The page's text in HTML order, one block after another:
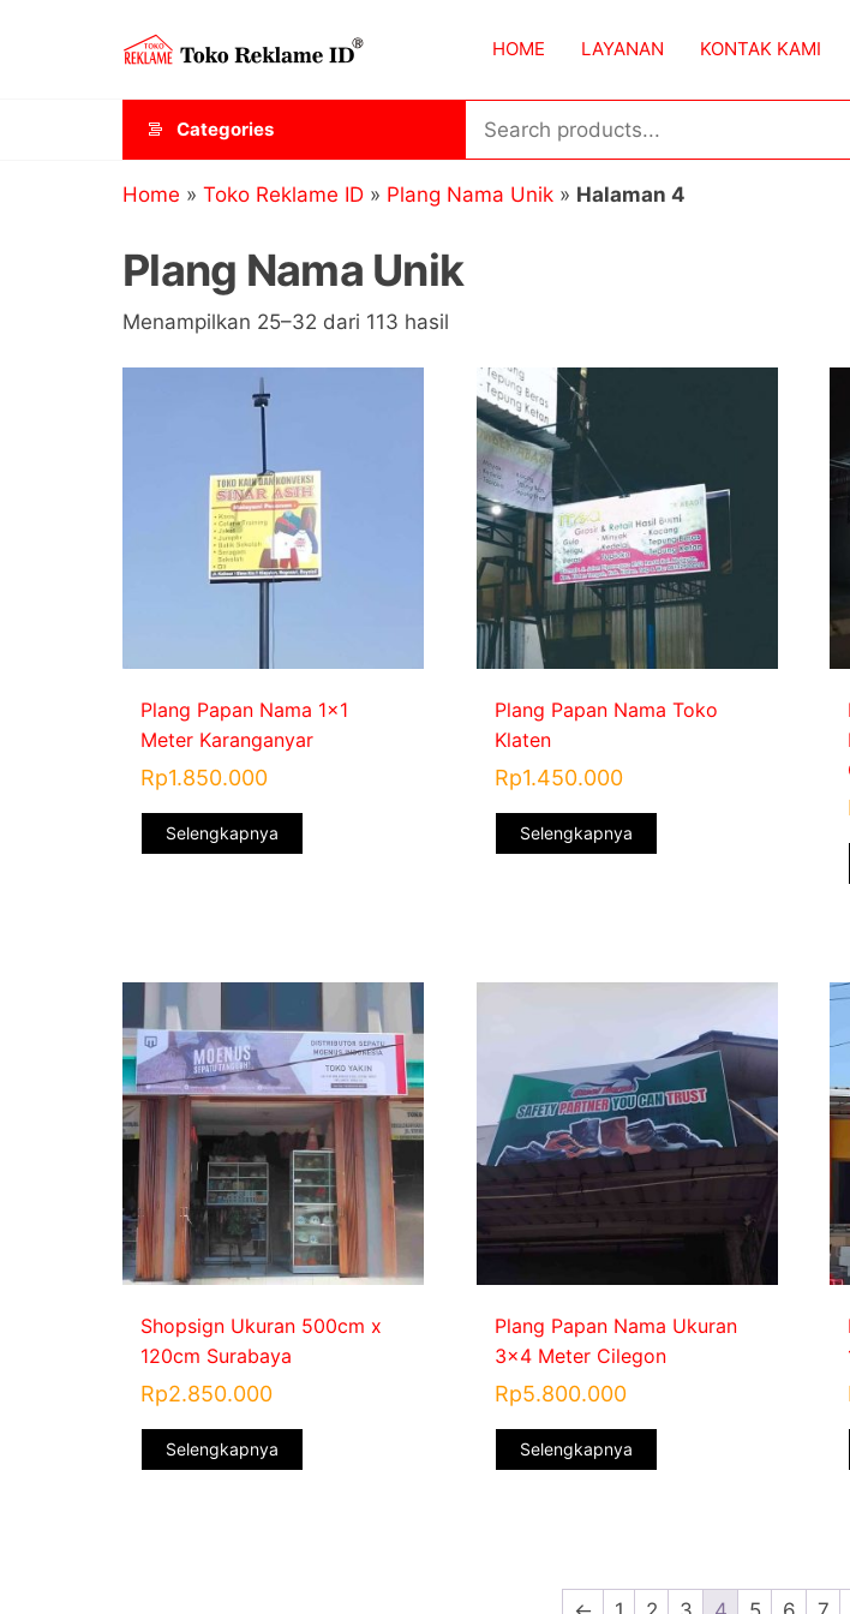
ID
HOME LAYANAN KONTAK KAMI
Categories
Home » Toko Reklame ID » Plang Nama Unik » Halaman 4
Plang Nama Unik
Menampilkan 25–32 dari 113 hasil
popularitas
Plang Papan Nama 1×1
Meter Karanganyar
Rp1.850.000
Selengkapnya
Plang Papan Nama Toko
Klaten
Rp1.450.000
Selengkapnya
Shopsign Ukuran 500cm x
120cm Surabaya
Rp2.850.000
Selengkapnya
Plang Papan Nama Ukuran
3×4 Meter Cilegon
Rp5.800.000
Selengkapnya